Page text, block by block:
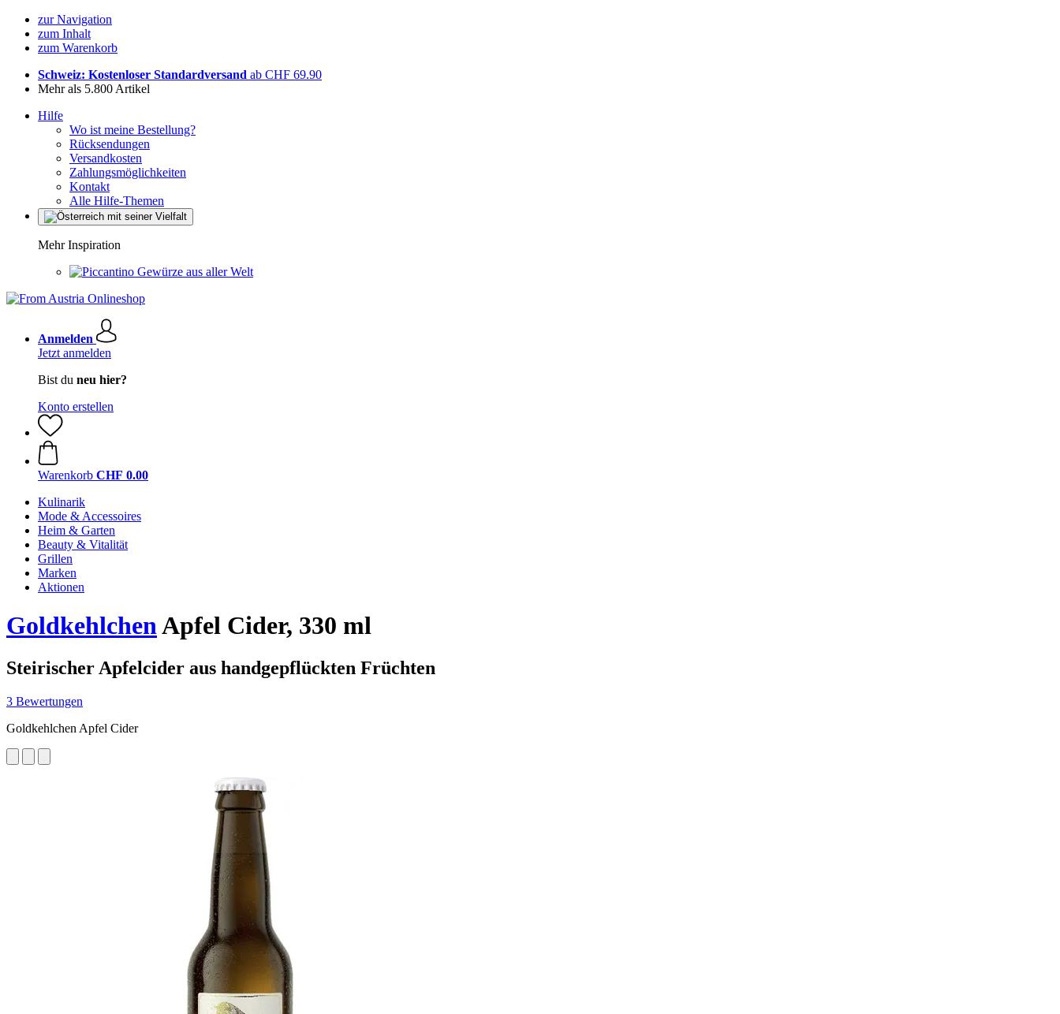
zur Navigation
zum Inhalt
zum Warenkorb
Schweiz: Kostenloser Standardversand ab CHF 69.90
Mehr als 5.800 Artikel
Hilfe
Wo ist meine Bestellung?
Rücksendungen
Versandkosten
Zahlungsmöglichkeiten
Kontakt
Alle Hilfe-Themen
Mehr Inspiration
Gewürze aus aller Welt
Anmelden
Jetzt anmelden
Bist du neu hier?
Konto erstellen
Warenkorb CHF 0.00
Kulinarik
Mode & Accessoires
Heim & Garten
Beauty & Vitalität
Grillen
Marken
Aktionen
GoldkehlchenApfel Cider, 330 ml
Steirischer Apfelcider aus handgepflückten Früchten
3 Bewertungen
Goldkehlchen Apfel Cider